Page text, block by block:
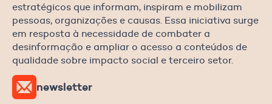
estratégicos que informam, inspiram e mobilizam
pessoas, organizações e causas. Essa iniciativa surge
em resposta à necessidade de combater a
desinformação e ampliar o acesso a conteúdos de
qualidade sobre impacto social e terceiro setor.
newsletter